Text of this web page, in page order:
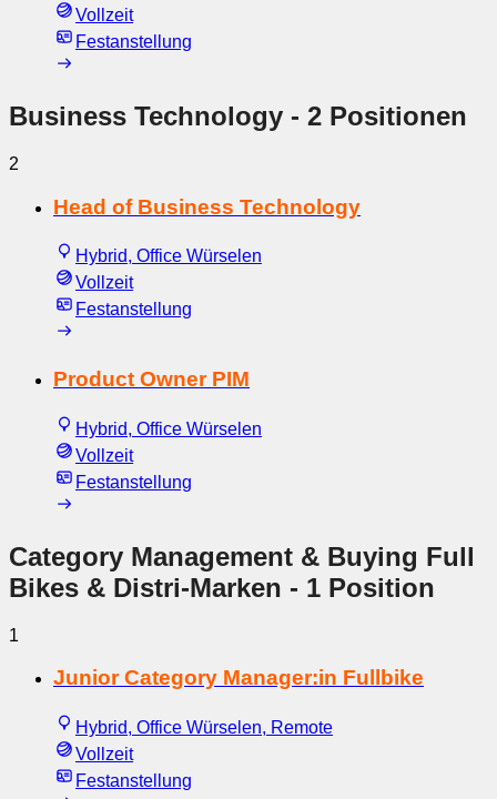
Vollzeit
Festanstellung
Business Technology - 2 Positionen
2
Head of Business Technology
Hybrid, Office Würselen
Vollzeit
Festanstellung
Product Owner PIM
Hybrid, Office Würselen
Vollzeit
Festanstellung
Category Management & Buying Full
Bikes & Distri-Marken - 1 Position
1
Junior Category Manager:in Fullbike
Hybrid, Office Würselen, Remote
Vollzeit
Festanstellung